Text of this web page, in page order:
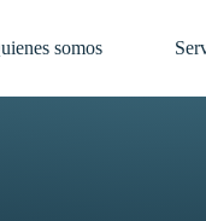
somos